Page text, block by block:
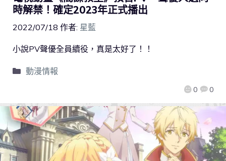
時解禁！確定2023年正式播出
2022/07/18 作者: 星藍
0 0
小說PV聲優全員續役，真是太好了！！
動漫情報